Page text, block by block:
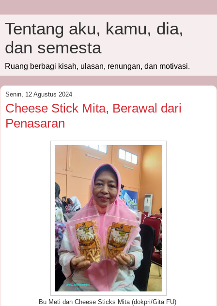
Tentang aku, kamu, dia,
dan semesta
Ruang berbagi kisah, ulasan, renungan, dan motivasi.
Senin, 12 Agustus 2024
Cheese Stick Mita, Berawal dari
Penasaran
Bu Meti dan Cheese Sticks Mita (dokpri/Gita FU)